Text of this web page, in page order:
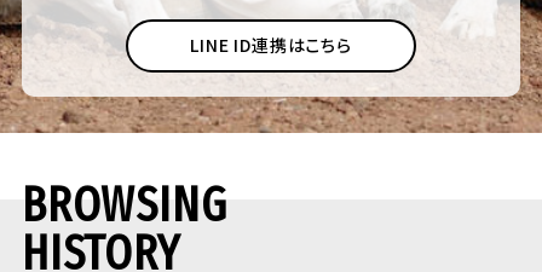
LINE ID連携はこちら
BROWSING
HISTORY